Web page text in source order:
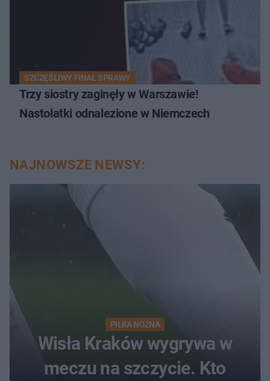
SZCZĘŚLIWY FINAŁ SPRAWY
Trzy siostry zaginęły w Warszawie!
Nastolatki odnalezione w Niemczech
NAJNOWSZE NEWSY:
PIŁKA NOŻNA
Wisła Kraków wygrywa w
meczu na szczycie. Kto